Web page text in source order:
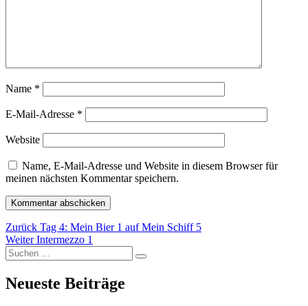
Name *
E-Mail-Adresse *
Website
Name, E-Mail-Adresse und Website in diesem Browser für
meinen nächsten Kommentar speichern.
Beitragsnavigation
Zurück Vorheriger
Beitrag:
Tag 4: Mein Bier 1 auf Mein Schiff 5
Weiter Nächster
Beitrag:
Intermezzo 1
Suchen
nach:
Suchen
Neueste Beiträge